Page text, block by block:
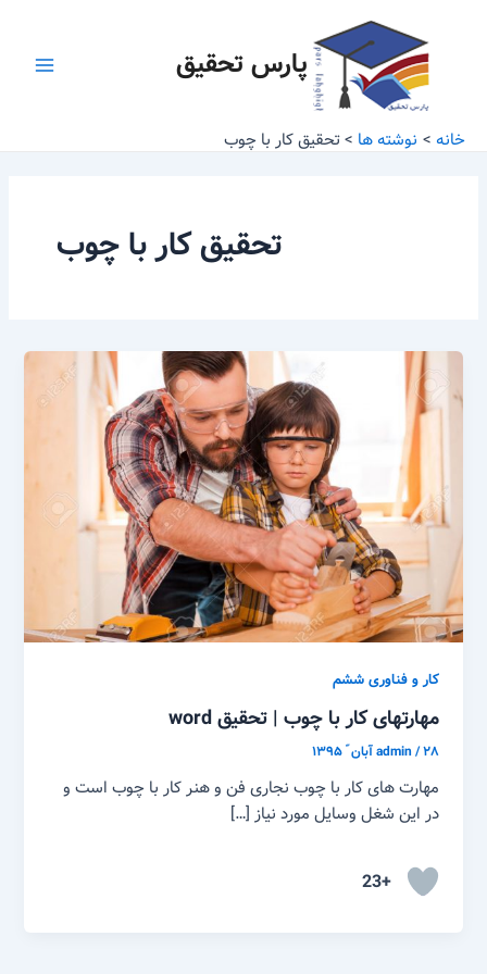
پارس تحقیق
خانه نوشته ها تحقیق کار با چوب
تحقیق کار با چوب
کار و فناوری ششم
مهارتهای کار با چوب | تحقیق word
admin/۲۸ آبان ّ ۱۳۹۵
مهارت های کار با چوب نجاری فن و هنر کار با چوب است و
در این شغل وسایل مورد نیاز […]
+23